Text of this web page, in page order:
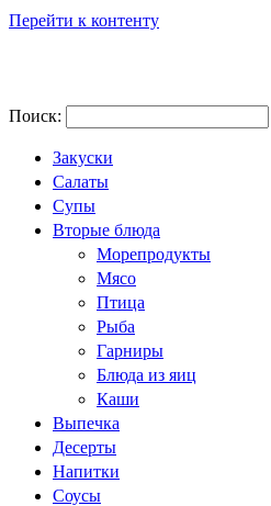
Перейти к контенту
Поиск:
Закуски
Салаты
Супы
Вторые блюда
Морепродукты
Мясо
Птица
Рыба
Гарниры
Блюда из яиц
Каши
Выпечка
Десерты
Напитки
Соусы